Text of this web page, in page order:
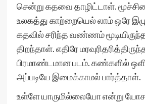
சென்று கதவை தாழிட்டாள்.
உலகத்து காற்றையெல் லாம் ஒரே
கதவில் சரிந்த வண்ணம்
திறந்தாள். எதிரே
பிரமாண்டமான படம். கண்களில்
அப்படியே இமைக்காமல் பார்த்தாள்.
உள்ளே யாருமில்லையோ என்று